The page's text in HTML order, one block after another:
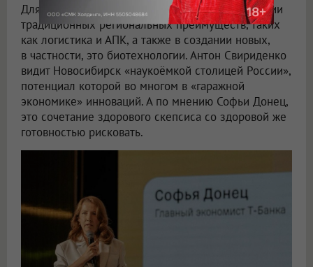
Для Ольги Симагиной он состоит в использовании
традиционных региональных преимуществ, таких
как логистика и АПК, а также в создании новых,
в частности, это биотехнологии. Антон Свириденко
видит Новосибирск «наукоёмкой столицей России»,
потенциал которой во многом в «гаражной
экономике» инноваций. А по мнению Софьи Донец,
это сочетание здорового скепсиса со здоровой же
готовностью рисковать.